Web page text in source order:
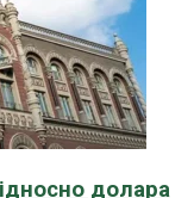
долара